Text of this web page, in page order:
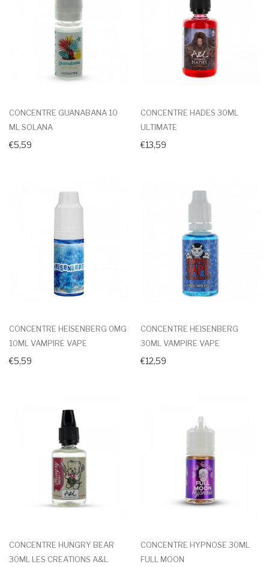
CONCENTRE GUANABANA 10
ML SOLANA
€5,59
CONCENTRE HADES 30ML
ULTIMATE
€13,59
CONCENTRE HEISENBERG 0MG
10ML VAMPIRE VAPE
€5,59
CONCENTRE HEISENBERG
30ML VAMPIRE VAPE
€12,59
CONCENTRE HUNGRY BEAR
30ML LES CREATIONS A&L
CONCENTRE HYPNOSE 30ML
FULL MOON